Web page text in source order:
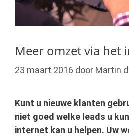
Meer omzet via het
23 maart 2016 door Martin
Kunt u nieuwe klanten
niet goed welke leads u
internet kan u helpen. Uw